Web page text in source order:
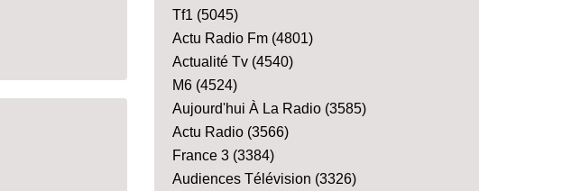
Tf1 (5045)
Actu Radio Fm (4801)
Actualité Tv (4540)
M6 (4524)
Aujourd'hui À La Radio (3585)
Actu Radio (3566)
France 3 (3384)
Audiences Télévision (3326)